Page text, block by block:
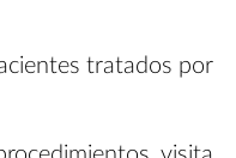
tratados por
visita